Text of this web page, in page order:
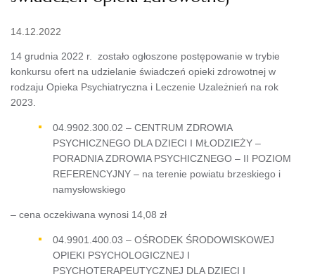
14.12.2022
14 grudnia 2022 r. zostało ogłoszone postępowanie w trybie
konkursu ofert na udzielanie świadczeń opieki zdrowotnej w
rodzaju Opieka Psychiatryczna i Leczenie Uzależnień na rok
2023.
04.9902.300.02 – CENTRUM ZDROWIA
PSYCHICZNEGO DLA DZIECI I MŁODZIEŻY –
PORADNIA ZDROWIA PSYCHICZNEGO – II POZIOM
REFERENCYJNY – na terenie powiatu brzeskiego i
namysłowskiego
– cena oczekiwana wynosi 14,08 zł
04.9901.400.03 – OŚRODEK ŚRODOWISKOWEJ
OPIEKI PSYCHOLOGICZNEJ I
PSYCHOTERAPEUTYCZNEJ DLA DZIECI I